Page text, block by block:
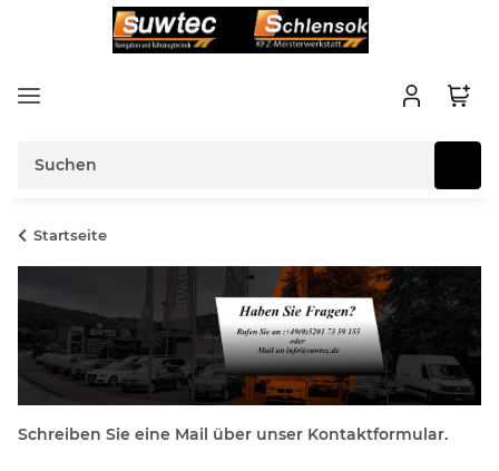
Startseite
Schreiben Sie eine Mail über unser Kontaktformular.